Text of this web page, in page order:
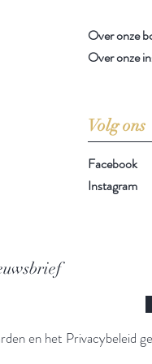
Volg ons
Facebook
Instagram
en het Privacybeleid
Over onze
Over onze